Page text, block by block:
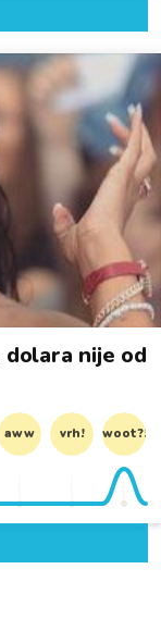
nije od
aww vrh! woot?!